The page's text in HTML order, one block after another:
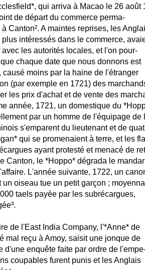
qui arriva à Macao le 26 août
de départ du commerce perma-
Canton². A maintes reprises, les
intéressés dans le commerce,
les autorités locales, et l'on pour-
chaque date que nous donnons est
causé moins par la haine de l'étranger
(par exemple en 1721) des
les prix d'achat et de vente des
année, 1721, un domestique du
par un homme de l'équipage de
s'emparent du lieutenant et de
qui se promenaient à terre, et les
ayant protesté et menacé de
Canton, le *Hoppo* dégrada le
L'année suivante, 1722, un
oiseau tue un petit garçon ;
taels payée par les subrécargues,
de l'East India Company, l'*Anne* de
mal reçu à Amoy, saisit une jonque de
d'une enquête faite par ordre de
coupables furent punis et les Anglais